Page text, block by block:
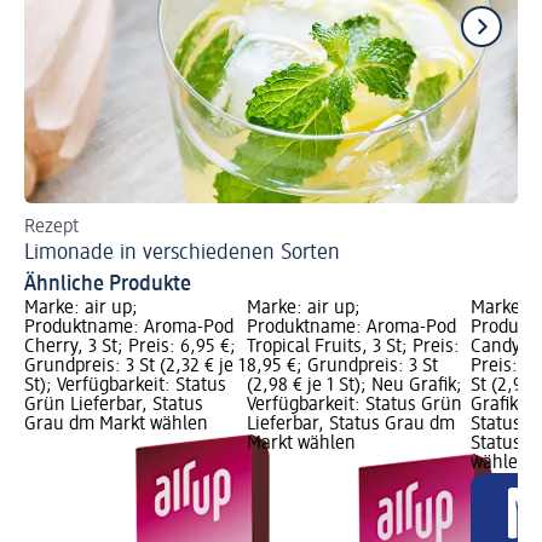
Rezept
Limonade in verschiedenen Sorten
Ähnliche Produkte
Marke: air up;
Produktname: Aroma-Pod
Cherry, 3 St; Preis: 6,95 €;
Grundpreis: 3 St (2,32 € je 1
St); Verfügbarkeit: Status
Grün Lieferbar, Status
Grau dm Markt wählen
Marke: air up;
Produktname: Aroma-Pod
Tropical Fruits, 3 St; Preis:
8,95 €; Grundpreis: 3 St
(2,98 € je 1 St); Neu Grafik;
Verfügbarkeit: Status Grün
Lieferbar, Status Grau dm
Markt wählen
Marke:
Candy
Preis:
St (2,98
Grafik;
Status
Status
wählen